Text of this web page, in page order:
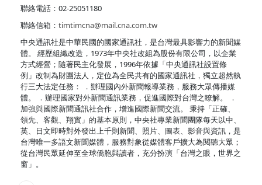
聯絡電話：02-25051180
聯絡信箱： timtimcna@mail.cna.com.tw
中央通訊社是中華民國的國家通訊社，是台灣最具影響力的新聞媒
體。 經歷組織改造，1973年中央社改組為股份有限公司，以企業
方式經營；隨著民主化發展，1996年依據「中央通訊社設置條
例」改制為財團法人，定位為全民共有的國家通訊社，獨立超然執
行三大法定任務： ．辦理國內外新聞報導業務，服務大眾傳播媒
體。 ．辦理國家對外新聞通訊業務，促進國際對台灣之瞭解。 ．
加強與國際新聞通訊社合作，增進國際新聞交流。 秉持「正確、
領先、客觀、翔實」的基本原則，中央社專業新聞團隊每天以中、
英、日文即時對外發出上千則新聞、照片、圖表、影音與資訊，是
台灣唯一多語文新聞媒體，服務對象從媒體客戶擴大為閱聽大眾；
從台灣民眾延伸至全球僑胞與讀者，充分扮演「台灣之眼，世界之
窗」。